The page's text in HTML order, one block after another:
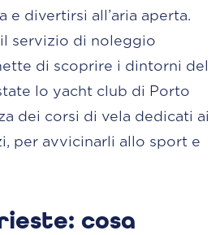
e divertirsi all’aria aperta.
servizio di noleggio
di scoprire i dintorni del
lo yacht club di Porto
dei corsi di vela dedicati ai
per avvicinarli allo sport e
cosa